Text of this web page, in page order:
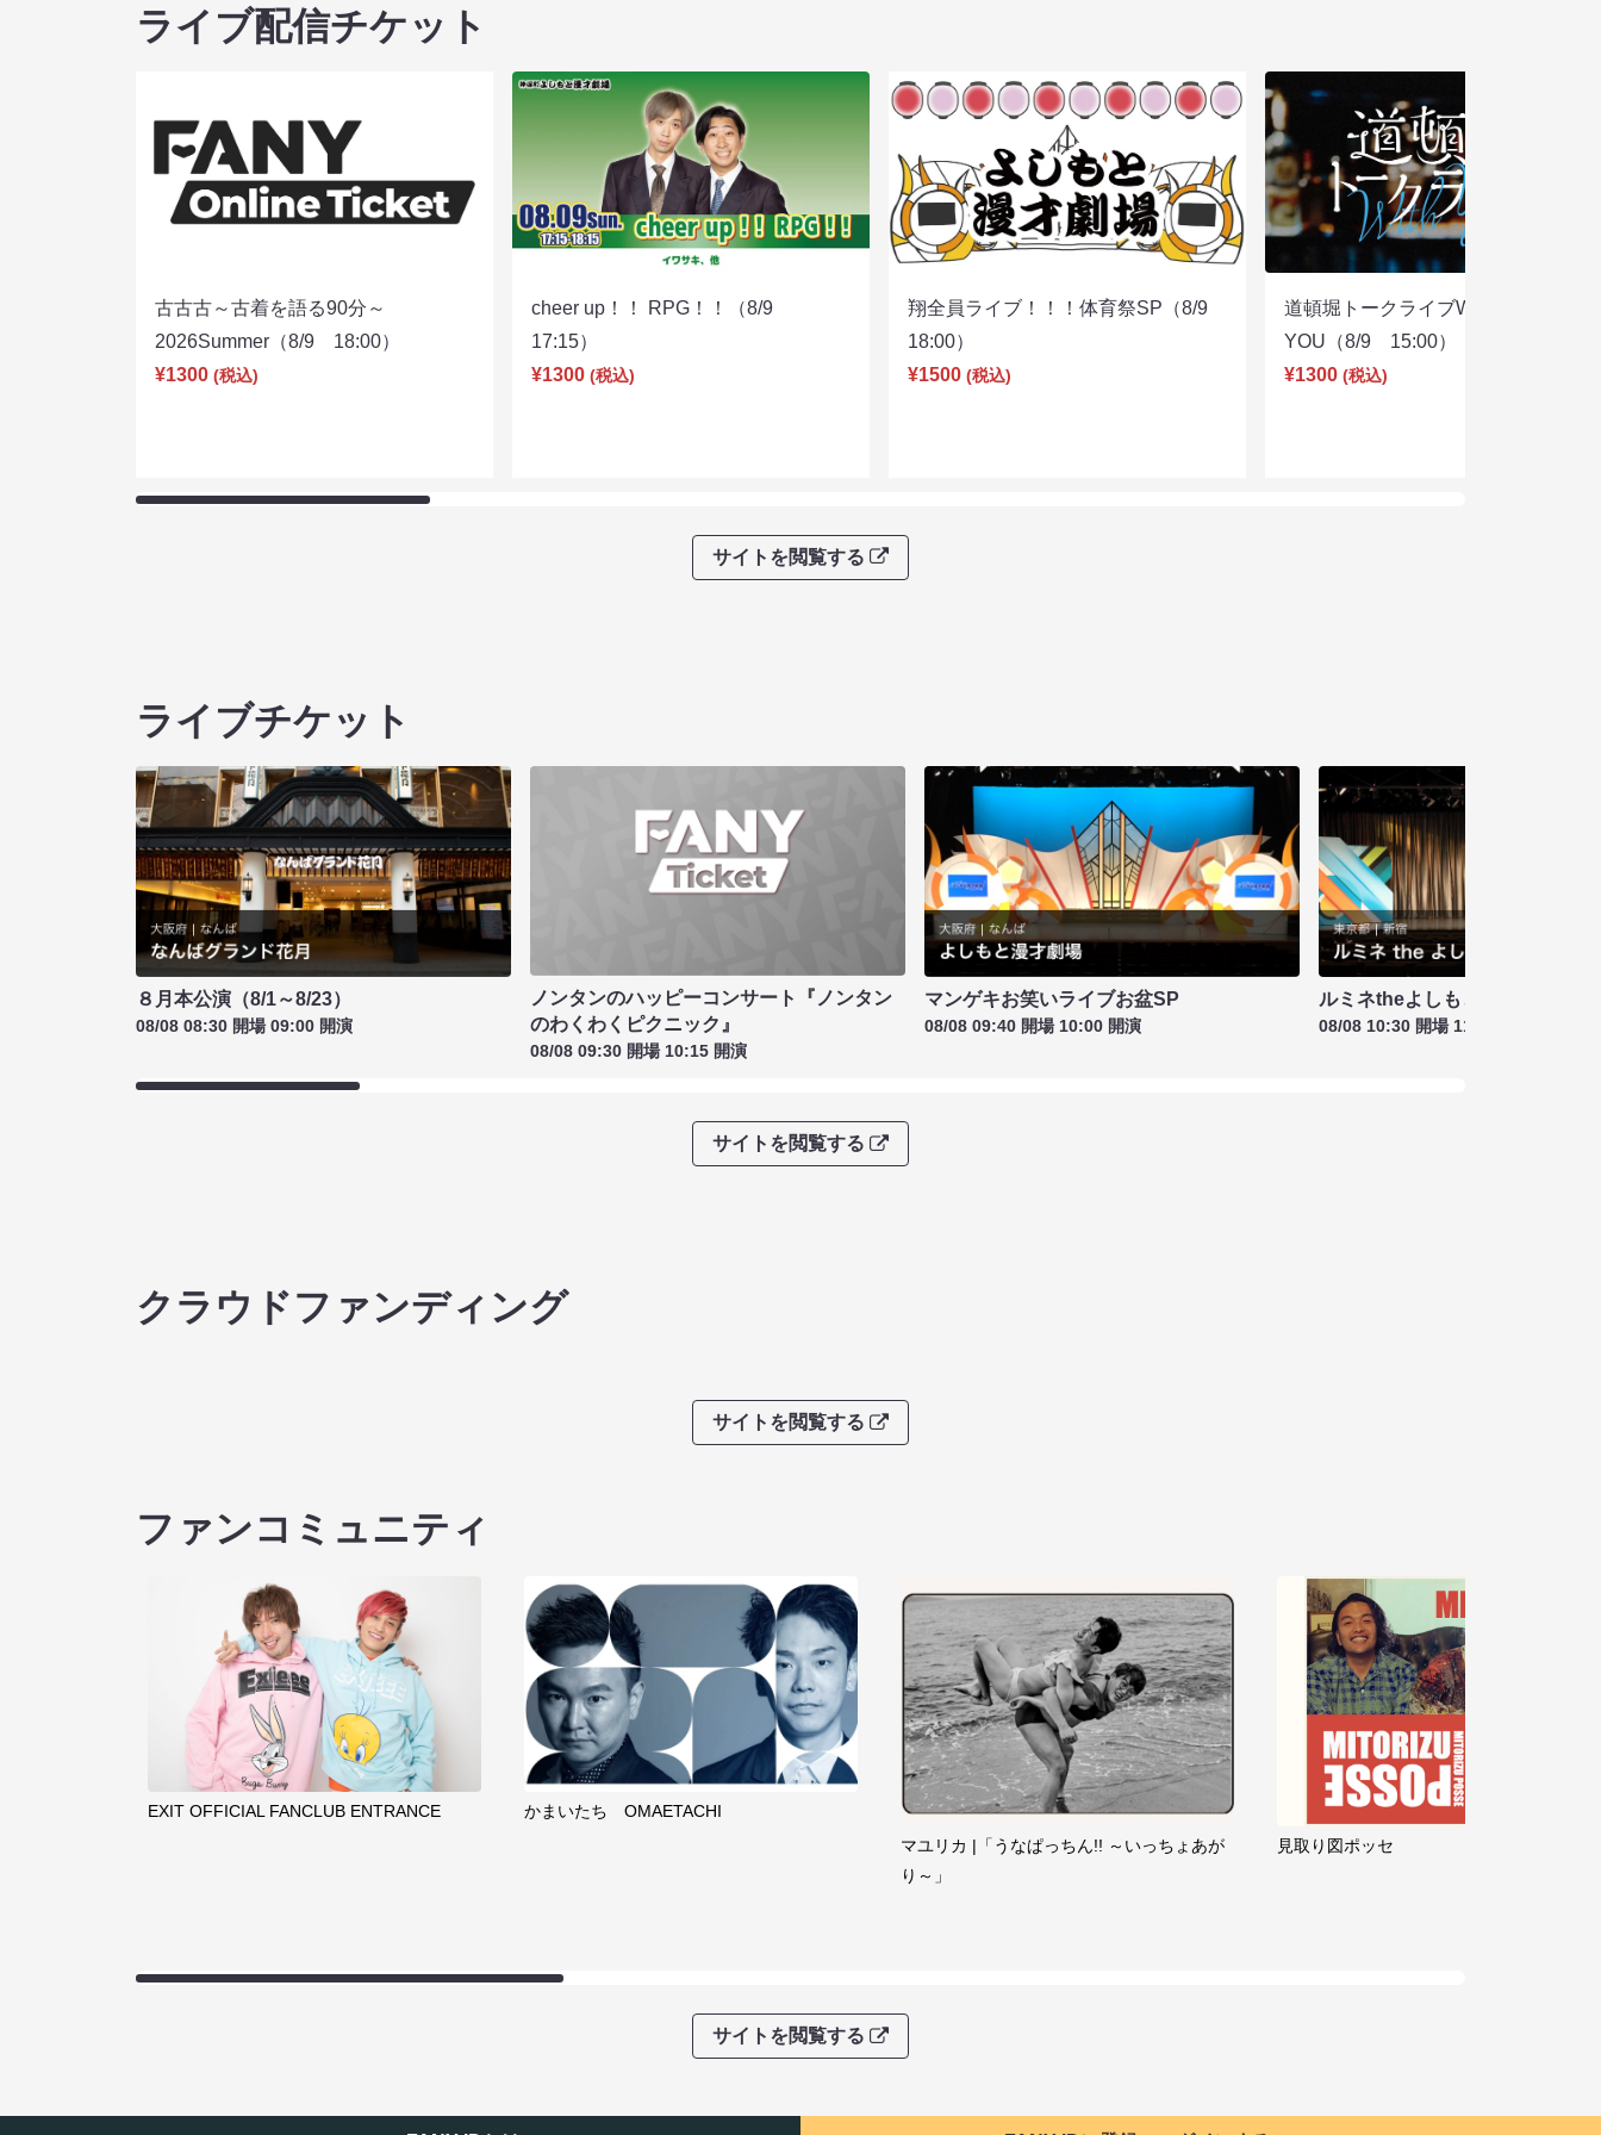
ライブ配信チケット
古古古～古着を語る90分～
2026Summer（8/9 18:00）
¥1300 (税込)
cheer up！！ RPG！！（8/9
17:15）
¥1300 (税込)
翔全員ライブ！！！体育祭SP（8/9
18:00）
¥1500 (税込)
道頓堀トークライブWITH
YOU（8/9 15:00）
¥1300 (税込)
サイトを閲覧する
ライブチケット
８月本公演（8/1～8/23）
08/08 08:30 開場 09:00 開演
ノンタンのハッピーコンサート『ノンタン
のわくわくピクニック』
08/08 09:30 開場 10:15 開演
マンゲキお笑いライブお盆SP
08/08 09:40 開場 10:00 開演
ルミネtheよしもと お盆特別興行
08/08 10:30 開場 11:00 開演
サイトを閲覧する
クラウドファンディング
サイトを閲覧する
ファンコミュニティ
EXIT OFFICIAL FANCLUB ENTRANCE
かまいたち OMAETACHI
マユリカ |「うなぱっちん!! ～いっちょあが
り～」
見取り図ポッセ
サイトを閲覧する